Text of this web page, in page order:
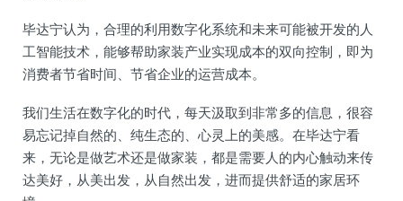
毕达宁认为，合理的利用数字化系统和未来可能被开发的人
工智能技术，能够帮助家装产业实现成本的双向控制，即为
消费者节省时间、节省企业的运营成本。
我们生活在数字化的时代，每天汲取到非常多的信息，很容
易忘记掉自然的、纯生态的、心灵上的美感。在毕达宁看
来，无论是做艺术还是做家装，都是需要人的内心触动来传
达美好，从美出发，从自然出发，进而提供舒适的家居环